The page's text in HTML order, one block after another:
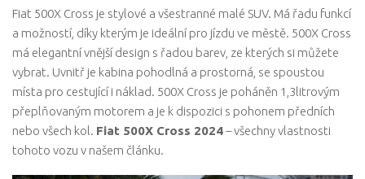
Fiat 500X Cross je stylové a všestranné malé SUV. Má řadu funkcí
a možností, díky kterým je ideální pro jízdu ve městě. 500X Cross
má elegantní vnější design s řadou barev, ze kterých si můžete
vybrat. Uvnitř je kabina pohodlná a prostorná, se spoustou
místa pro cestující i náklad. 500X Cross je poháněn 1,3litrovým
přeplňovaným motorem a je k dispozici s pohonem předních
nebo všech kol. Fiat 500X Cross 2024– všechny vlastnosti
tohoto vozu v našem článku.